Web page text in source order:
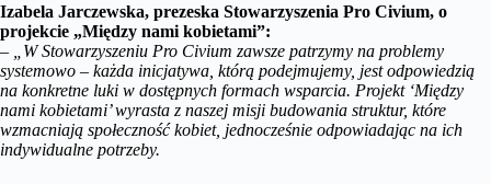
Izabela Jarczewska, prezeska Stowarzyszenia Pro Civium, o
projekcie „Między nami kobietami”:
– „W Stowarzyszeniu Pro Civium zawsze patrzymy na problemy
systemowo – każda inicjatywa, którą podejmujemy, jest odpowiedzią
na konkretne luki w dostępnych formach wsparcia. Projekt ‘Między
nami kobietami’ wyrasta z naszej misji budowania struktur, które
wzmacniają społeczność kobiet, jednocześnie odpowiadając na ich
indywidualne potrzeby.